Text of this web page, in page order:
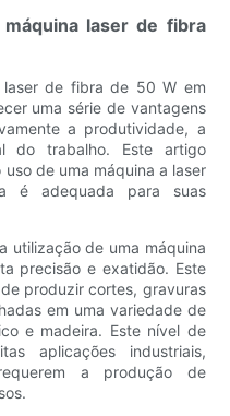
laser de fibra
de fibra de 50 W em
uma série de vantagens
a produtividade, a
do trabalho. Este artigo
de uma máquina a laser
adequada para suas
utilização de uma máquina
precisão e exatidão. Este
produzir cortes, gravuras
em uma variedade de
e madeira. Este nível de
aplicações industriais,
a produção de